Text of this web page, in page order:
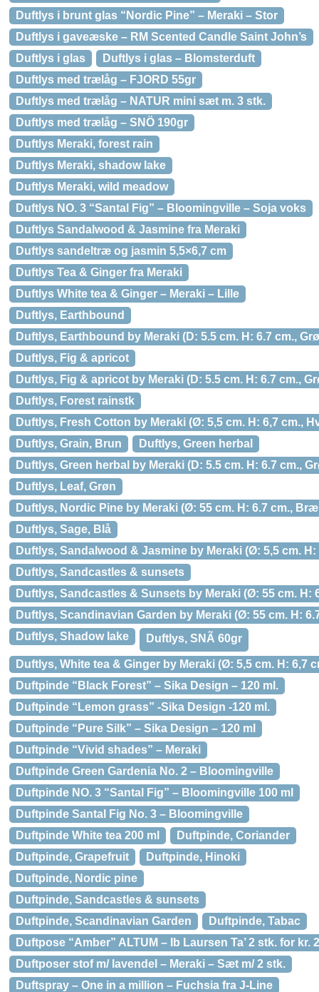
Duftlys i brunt glas “Nordic Pine” – Meraki – Stor
Duftlys i gaveæske – RM Scented Candle Saint John’s
Duftlys i glas
Duftlys i glas – Blomsterduft
Duftlys med trælåg – FJORD 55gr
Duftlys med trælåg – NATUR mini sæt m. 3 stk.
Duftlys med trælåg – SNÖ 190gr
Duftlys Meraki, forest rain
Duftlys Meraki, shadow lake
Duftlys Meraki, wild meadow
Duftlys NO. 3 “Santal Fig” – Bloomingville – Soja voks
Duftlys Sandalwood & Jasmine fra Meraki
Duftlys sandeltræ og jasmin 5,5×6,7 cm
Duftlys Tea & Ginger fra Meraki
Duftlys White tea & Ginger – Meraki – Lille
Duftlys, Earthbound
Duftlys, Earthbound by Meraki (D: 5.5 cm. H: 6.7 cm.,
Duftlys, Fig & apricot
Duftlys, Fig & apricot by Meraki (D: 5.5 cm. H: 6.7 cm.,
Duftlys, Forest rainstk
Duftlys, Fresh Cotton by Meraki (Ø: 5,5 cm. H: 6,7 cm.,
Duftlys, Grain, Brun
Duftlys, Green herbal
Duftlys, Green herbal by Meraki (D: 5.5 cm. H: 6.7 cm.,
Duftlys, Leaf, Grøn
Duftlys, Nordic Pine by Meraki (Ø: 55 cm. H: 6.7 cm.,
Duftlys, Sage, Blå
Duftlys, Sandalwood & Jasmine by Meraki (Ø: 5,5 cm. H:
Duftlys, Sandcastles & sunsets
Duftlys, Sandcastles & Sunsets by Meraki (Ø: 55 cm. H:
Duftlys, Scandinavian Garden by Meraki (Ø: 55 cm. H:
Duftlys, Shadow lake
Duftlys, SNÃ 60gr
Duftlys, White tea & Ginger by Meraki (Ø: 5,5 cm. H: 6,7
Duftpinde “Black Forest” – Sika Design – 120 ml.
Duftpinde “Lemon grass” -Sika Design -120 ml.
Duftpinde “Pure Silk” – Sika Design – 120 ml
Duftpinde “Vivid shades” – Meraki
Duftpinde Green Gardenia No. 2 – Bloomingville
Duftpinde NO. 3 “Santal Fig” – Bloomingville 100 ml
Duftpinde Santal Fig No. 3 – Bloomingville
Duftpinde White tea 200 ml
Duftpinde, Coriander
Duftpinde, Grapefruit
Duftpinde, Hinoki
Duftpinde, Nordic pine
Duftpinde, Sandcastles & sunsets
Duftpinde, Scandinavian Garden
Duftpinde, Tabac
Duftpose “Amber” ALTUM – Ib Laursen Ta’ 2 stk. for kr.
Duftposer stof m/ lavendel – Meraki – Sæt m/ 2 stk.
Duftspray – One in a million – Fuchsia fra J-Line